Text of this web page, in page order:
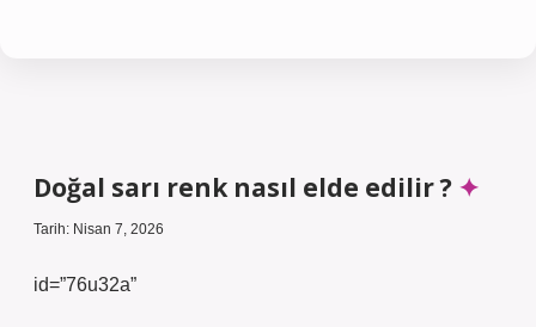
Doğal sarı renk nasıl elde edilir ?
Tarih: Nisan 7, 2026
id=”76u32a”